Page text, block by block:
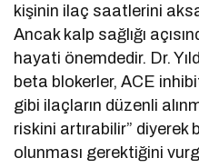
kişinin ilaç saatlerini
Ancak kalp sağlığı
hayati önemdedir. Dr.
beta blokerler, ACE
gibi ilaçların düzenli
riskini artırabilir” diyerek
olunması gerektiğini